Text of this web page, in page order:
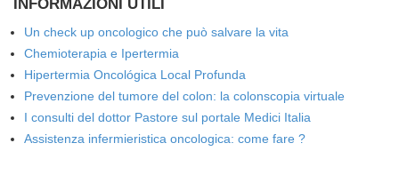
INFORMAZIONI UTILI
Un check up oncologico che può salvare la vita
Chemioterapia e Ipertermia
Hipertermia Oncológica Local Profunda
Prevenzione del tumore del colon: la colonscopia virtuale
I consulti del dottor Pastore sul portale Medici Italia
Assistenza infermieristica oncologica: come fare ?